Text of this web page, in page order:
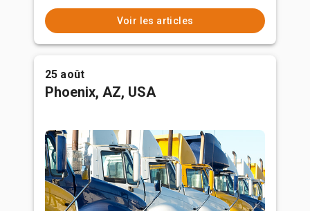
Voir les articles
25 août
Phoenix, AZ, USA